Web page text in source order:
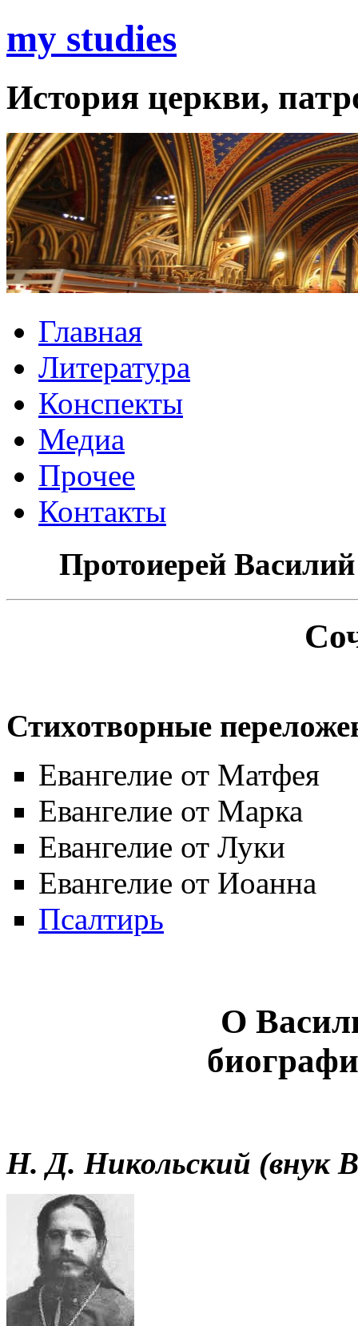
my studies
История церкви,
Главная
Литература
Конспекты
Медиа
Прочее
Контакты
Протоиерей
Стихотворные
Евангелие от Матфея
Евангелие от Марка
Евангелие от Луки
Евангелие от Иоанна
Псалтирь
О
Н. Д. Никольский (внук